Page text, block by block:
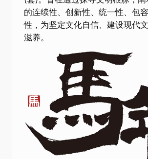
的连续性、创新性、统一性、包
性，为坚定文化自信、建设现代
滋养。